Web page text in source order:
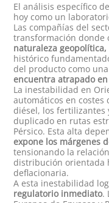
El análisis específico
hoy como un
Las compañías del
transformación donde
naturaleza
histórico
del producto como
encuentra atrapado
La inestabilidad en
automáticos en
diésel, los
duplicado en rutas
Pérsico. Esta alta
expone los márgenes
tensionando la
distribución orientada
deflacionaria.
A esta inestabilidad
regulatorio inmediato.